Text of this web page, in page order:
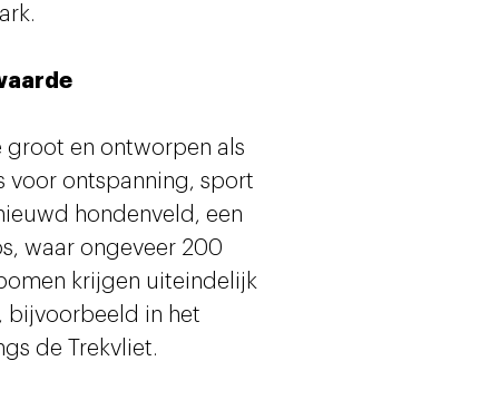
groot en ontworpen als
voor ontspanning, sport
hondenveld, een
waar ongeveer 200
krijgen uiteindelijk
bijvoorbeeld in het
de Trekvliet.